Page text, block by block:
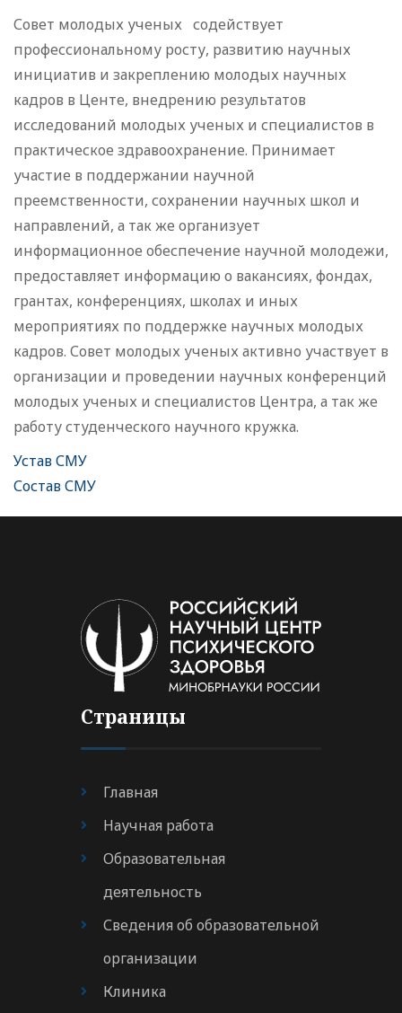
Совет молодых ученых содействует
профессиональному росту, развитию научных
инициатив и закреплению молодых научных
кадров в Центе, внедрению результатов
исследований молодых ученых и специалистов в
практическое здравоохранение. Принимает
участие в поддержании научной
преемственности, сохранении научных школ и
направлений, а так же организует
информационное обеспечение научной молодежи,
предоставляет информацию о вакансиях, фондах,
грантах, конференциях, школах и иных
мероприятиях по поддержке научных молодых
кадров. Совет молодых ученых активно участвует в
организации и проведении научных конференций
молодых ученых и специалистов Центра, а так же
работу студенческого научного кружка.
Устав СМУ
Состав СМУ
Страницы
Главная
Научная работа
Образовательная
деятельность
Сведения об образовательной
организации
Клиника